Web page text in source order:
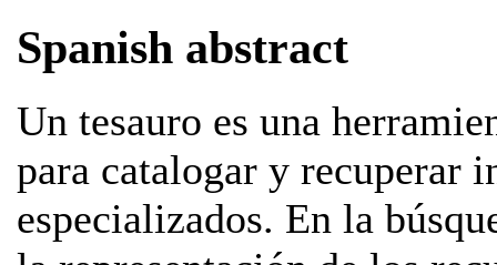
Spanish abstract
Un tesauro es una
para catalogar y recuperar
especializados. En la